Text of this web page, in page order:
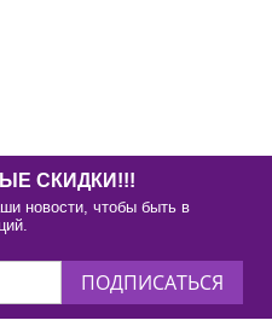
СКИДКИ!!!
новости, чтобы быть в
ПОДПИСАТЬСЯ